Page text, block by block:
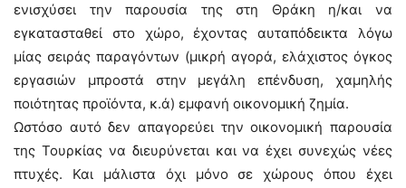
ενισχύσει την παρουσία της στη Θράκη η/και να
εγκατασταθεί στο χώρο, έχοντας αυταπόδεικτα λόγω
μίας σειράς παραγόντων (μικρή αγορά, ελάχιστος όγκος
εργασιών μπροστά στην μεγάλη επένδυση, χαμηλής
ποιότητας προϊόντα, κ.ά) εμφανή οικονομική ζημία.
Ωστόσο αυτό δεν απαγορεύει την οικονομική παρουσία
της Τουρκίας να διευρύνεται και να έχει συνεχώς νέες
πτυχές. Και μάλιστα όχι μόνο σε χώρους όπου έχει